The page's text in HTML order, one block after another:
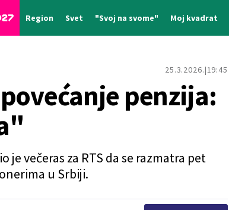
Region Svet "Svoj na svome" Moj kvadrat
25.3.2026. 19:45
penzija:
je večeras za RTS da se razmatra pet
u Srbiji.